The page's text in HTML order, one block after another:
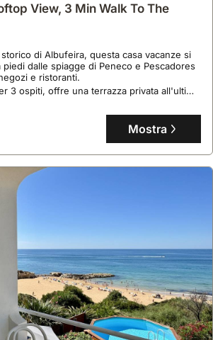
View, 3 Min Walk To The
di Albufeira, questa casa vacanze si
dalle spiagge di Peneco e Pescadores
e ristoranti.
3 ospiti, offre una terrazza privata all'ultimo
nel centro storico, sebbene
Mostra